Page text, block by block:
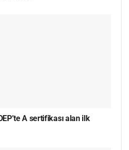
A sertifikası alan ilk